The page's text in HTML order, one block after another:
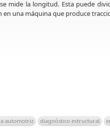
mide la longitud. Esta puede
en una máquina que produce
automotriz diagnóstico estructural